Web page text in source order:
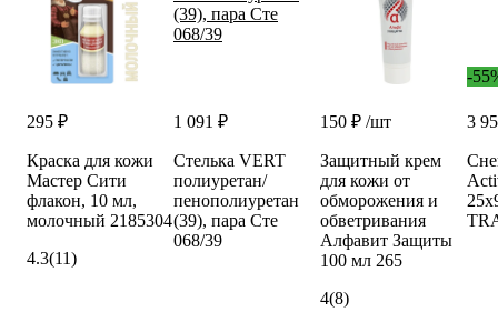
295 ₽
Краска для кожи
Мастер Сити
флакон, 10 мл,
молочный 2185304
4.3(11)
1 091 ₽
Стелька VERT
полиуретан/
пенополиуретан
(39), пара Сте
068/39
150 ₽ /шт
Защитный крем
для кожи от
обморожения и
обветривания
Алфавит Защиты
100 мл 265
4(8)
-
3